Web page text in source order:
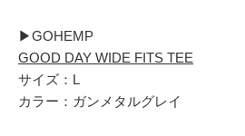
▶︎GOHEMP
GOOD DAY WIDE FITS TEE
サイズ：L
カラー：ガンメタルグレイ